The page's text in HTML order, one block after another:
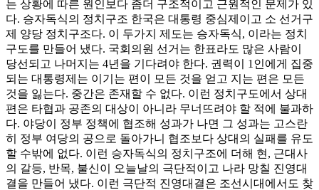
는 상황에 따른 원인보다 좀더 구조적이고 근원적인 문제가 있
다. 승자독식의 정치구조 한국은 대통령 중심제이고 소 선거구
제 양당 정치구조다. 이 두가지 제도는 승자독식, 이라는 정치
구도를 만들어 냈다. 국회의원 선거는 한표라도 많은 사람이
당선되고 나머지는 4년을 기다려야 한다. 권력이 1인에게 집중
되는 대통령제는 이기는 편이 모든 것을 얻고 지는 편은 모든
것을 잃는다. 중간은 존재할 수 없다. 이런 정치구도에서 상대
편은 타협과 공존의 대상이 아니라 무너뜨려야 할 적에 불과하
다. 야당이 정부 정책에 협조해 성과가 나면 그 성과는 고스란
히 정부 여당의 공으로 돌아가니 협조보다 상대의 실패를 유도
할 수밖에 없다. 이런 승자독식의 정치구조에 더해 현, 근대사
의 갈등, 반목, 불신이 오늘날의 극단적이고 나라 망칠 진영대
결을 만들어 냈다. 이런 극단적 진영대결은 조선시대에서도 찾